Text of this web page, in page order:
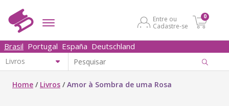
Entre ou
Cadastre-se
0
Brasil Portugal España Deutschland
Home / Livros /Amor à Sombra de uma Rosa